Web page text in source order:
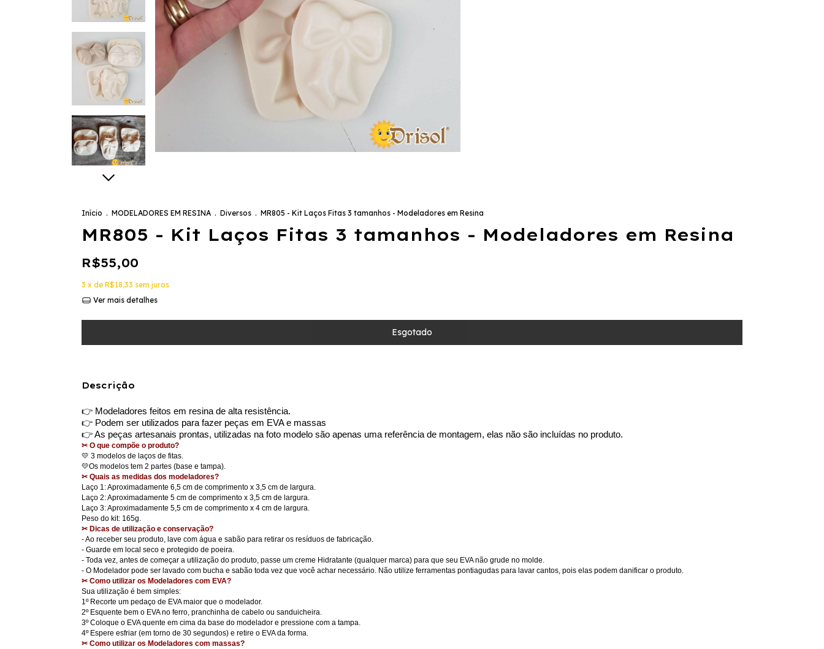
Início . MODELADORES EM RESINA . Diversos . MR805 - Kit Laços Fitas 3 tamanhos - Modeladores em Resina
MR805 - Kit Laços Fitas 3 tamanhos - Modeladores em Resina
R$55,00
3 x de R$18,33 sem juros
Ver mais detalhes
Descrição
👉 Modeladores feitos em resina de alta resistência.
👉 Podem ser utilizados para fazer peças em EVA e massas
👉 As peças artesanais prontas, utilizadas na foto modelo são apenas uma referência de montagem, elas não são incluídas no produto.
✂ O que compõe o produto?
💛 3 modelos de laços de fitas.
💛Os modelos tem 2 partes (base e tampa).
✂ Quais as medidas dos modeladores?
Laço 1: Aproximadamente 6,5 cm de comprimento x 3,5 cm de largura.
Laço 2: Aproximadamente 5 cm de comprimento x 3,5 cm de largura.
Laço 3: Aproximadamente 5,5 cm de comprimento x 4 cm de largura.
Peso do kit: 165g.
✂ Dicas de utilização e conservação?
- Ao receber seu produto, lave com água e sabão para retirar os resíduos de fabricação.
- Guarde em local seco e protegido de poeira.
- Toda vez, antes de começar a utilização do produto, passe um creme Hidratante (qualquer marca) para que seu EVA não grude no molde.
- O Modelador pode ser lavado com bucha e sabão toda vez que você achar necessário. Não utilize ferramentas pontiagudas para lavar cantos, pois elas podem danificar o produto.
✂ Como utilizar os Modeladores com EVA?
Sua utilização é bem simples:
1º Recorte um pedaço de EVA maior que o modelador.
2º Esquente bem o EVA no ferro, pranchinha de cabelo ou sanduicheira.
3º Coloque o EVA quente em cima da base do modelador e pressione com a tampa.
4º Espere esfriar (em torno de 30 segundos) e retire o EVA da forma.
✂ Como utilizar os Modeladores com massas?